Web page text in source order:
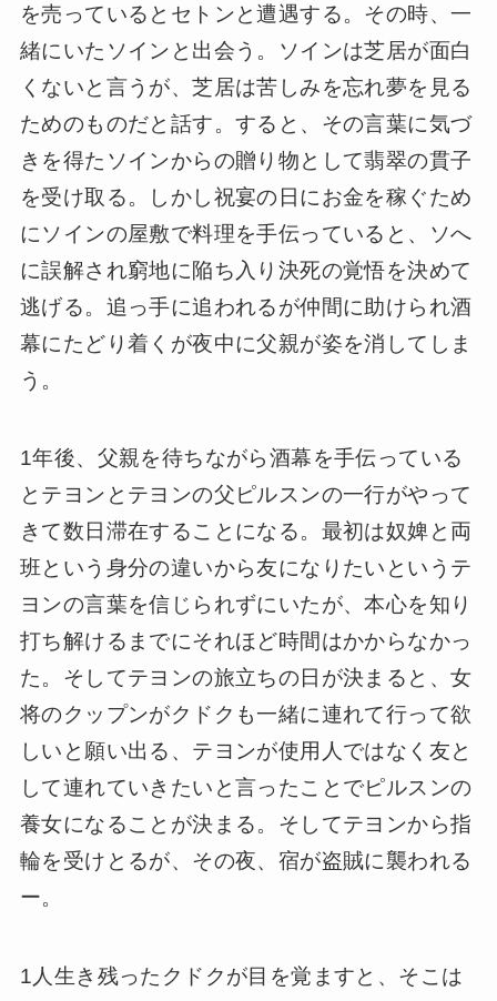
を売っているとセトンと遭遇する。その時、一
緒にいたソインと出会う。ソインは芝居が面白
くないと言うが、芝居は苦しみを忘れ夢を見る
ためのものだと話す。すると、その言葉に気づ
きを得たソインからの贈り物として翡翠の貫子
を受け取る。しかし祝宴の日にお金を稼ぐため
にソインの屋敷で料理を手伝っていると、ソへ
に誤解され窮地に陥ち入り決死の覚悟を決めて
逃げる。追っ手に追われるが仲間に助けられ酒
幕にたどり着くが夜中に父親が姿を消してしま
う。
1年後、父親を待ちながら酒幕を手伝っている
とテヨンとテヨンの父ピルスンの一行がやって
きて数日滞在することになる。最初は奴婢と両
班という身分の違いから友になりたいというテ
ヨンの言葉を信じられずにいたが、本心を知り
打ち解けるまでにそれほど時間はかからなかっ
た。そしてテヨンの旅立ちの日が決まると、女
将のクップンがクドクも一緒に連れて行って欲
しいと願い出る、テヨンが使用人ではなく友と
して連れていきたいと言ったことでピルスンの
養女になることが決まる。そしてテヨンから指
輪を受けとるが、その夜、宿が盗賊に襲われる
ー。
1人生き残ったクドクが目を覚ますと、そこは